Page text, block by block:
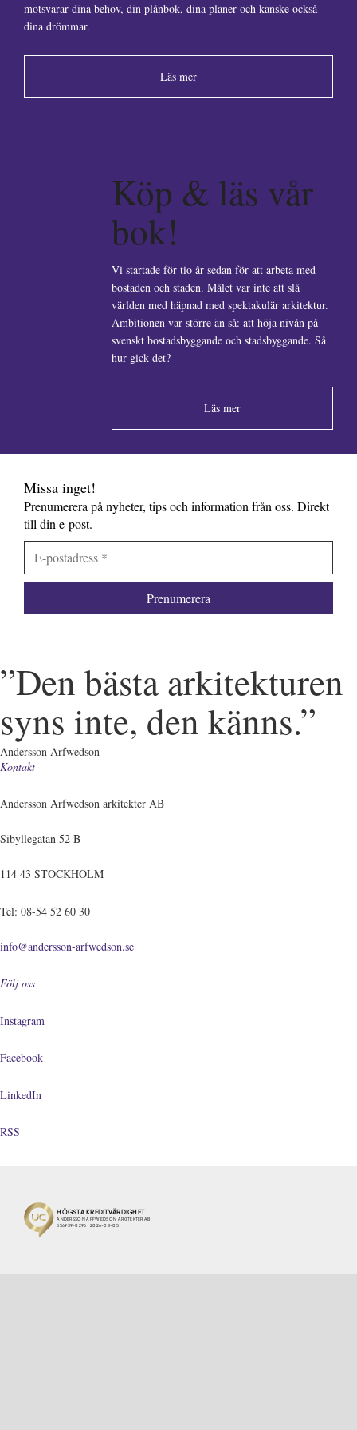
Missa inget!
Prenumerera på nyheter, tips och information från oss. Direkt
till din e-post.
motsvarar dina behov, din plånbok, dina planer och kanske också
dina drömmar.
Läs mer
Köp & läs vår
bok!
Vi startade för tio år sedan för att arbeta med
bostaden och staden. Målet var inte att slå
världen med häpnad med spektakulär arkitektur.
Ambitionen var större än så: att höja nivån på
svenskt bostadsbyggande och stadsbyggande. Så
hur gick det?
Läs mer
”Den bästa arkitekturen
syns inte, den känns.”
Andersson Arfwedson
Kontakt
Andersson Arfwedson arkitekter AB
Sibyllegatan 52 B
114 43 STOCKHOLM
Tel: 08-54 52 60 30
info@andersson-arfwedson.se
Följ oss
Instagram
Facebook
LinkedIn
RSS